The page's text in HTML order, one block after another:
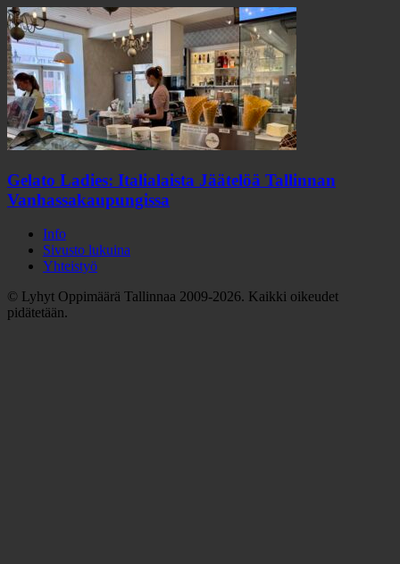
Gelato Ladies: Italialaista Jäätelöä Tallinnan
Vanhassakaupungissa
Info
Sivusto lukuina
Yhteistyö
© Lyhyt Oppimäärä Tallinnaa 2009-2026. Kaikki oikeudet
pidätetään.